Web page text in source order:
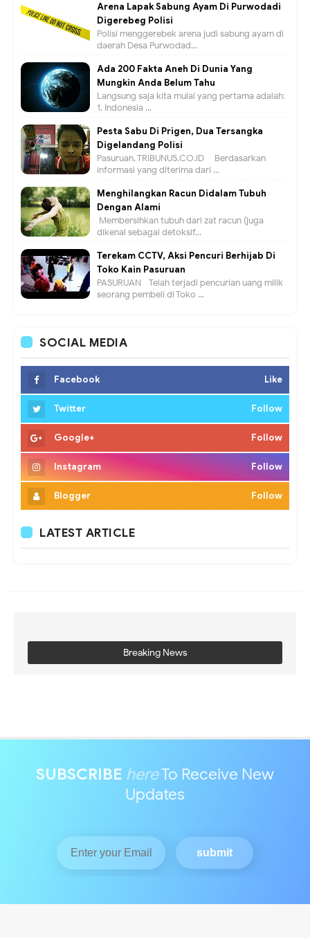
Arena Lapak Sabung Ayam Di Purwodadi
Digerebeg Polisi
Polisi menggerebek arena judi sabung ayam di
daerah Desa Purwodad...
Ada 200 Fakta Aneh Di Dunia Yang
Mungkin Anda Belum Tahu
Langsung saja kita mulai yang pertama adalah:
1. Indonesia ...
Pesta Sabu Di Prigen, Dua Tersangka
Digelandang Polisi
Pasuruan, TRIBUNUS.CO.ID - Berdasarkan
informasi yang diterima dari ...
Menghilangkan Racun Didalam Tubuh
Dengan Alami
Membersihkan tubuh dari zat racun (juga
dikenal sebagai detoksif...
Terekam CCTV, Aksi Pencuri Berhijab Di
Toko Kain Pasuruan
PASURUAN - Telah terjadi pencurian uang milik
seorang pembeli di Toko ...
SOCIAL MEDIA
Facebook Like
Twitter Follow
Google+ Follow
Instagram Follow
Blogger Follow
LATEST ARTICLE
Breaking News
SUBSCRIBE hereTo Receive New
Updates